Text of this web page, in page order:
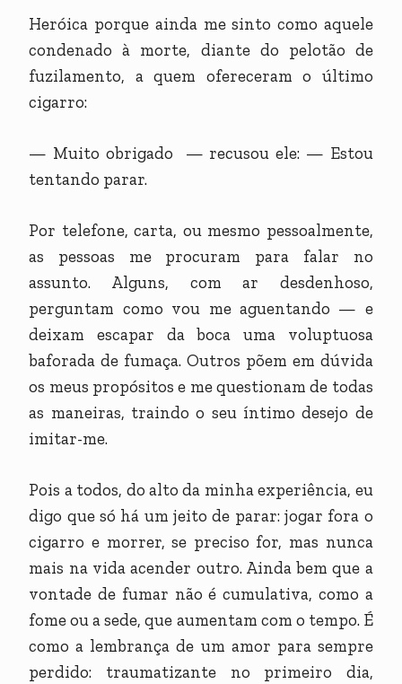
Heróica porque ainda me sinto como aquele
condenado à morte, diante do pelotão de
fuzilamento, a quem ofereceram o último
cigarro:
— Muito obrigado — recusou ele: — Estou
tentando parar.
Por telefone, carta, ou mesmo pessoalmente,
as pessoas me procuram para falar no
assunto. Alguns, com ar desdenhoso,
perguntam como vou me aguentando — e
deixam escapar da boca uma voluptuosa
baforada de fumaça. Outros põem em dúvida
os meus propósitos e me questionam de todas
as maneiras, traindo o seu íntimo desejo de
imitar-me.
Pois a todos, do alto da minha experiência, eu
digo que só há um jeito de parar: jogar fora o
cigarro e morrer, se preciso for, mas nunca
mais na vida acender outro. Ainda bem que a
vontade de fumar não é cumulativa, como a
fome ou a sede, que aumentam com o tempo. É
como a lembrança de um amor para sempre
perdido: traumatizante no primeiro dia,